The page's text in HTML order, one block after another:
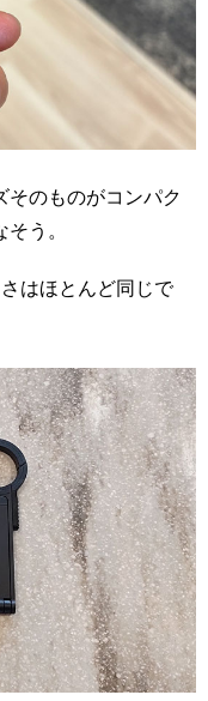
そのものがコンパク
う。
はほとんど同じで